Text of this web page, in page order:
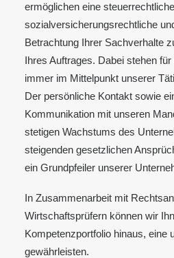
ermöglichen eine
sozialversicherungsrechtliche
Betrachtung Ihrer Sachverhalte
Ihres Auftrages. Dabei stehen
immer im Mittelpunkt unserer
Der persönliche Kontakt sowie
Kommunikation mit unseren
stetigen Wachstums des
steigenden gesetzlichen
ein Grundpfeiler unserer
In Zusammenarbeit mit
Wirtschaftsprüfern können wir
Kompetenzportfolio hinaus, eine
gewährleisten.